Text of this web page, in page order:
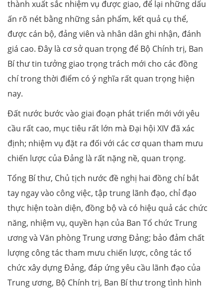
thành xuất sắc nhiệm vụ được giao, để lại những dấu
ấn rõ nét bằng những sản phẩm, kết quả cụ thể,
được cán bộ, đảng viên và nhân dân ghi nhận, đánh
giá cao. Đây là cơ sở quan trọng để Bộ Chính trị, Ban
Bí thư tin tưởng giao trọng trách mới cho các đồng
chí trong thời điểm có ý nghĩa rất quan trọng hiện
nay.
Đất nước bước vào giai đoạn phát triển mới với yêu
cầu rất cao, mục tiêu rất lớn mà Đại hội XIV đã xác
định; nhiệm vụ đặt ra đối với các cơ quan tham mưu
chiến lược của Đảng là rất nặng nề, quan trọng.
Tổng Bí thư, Chủ tịch nước đề nghị hai đồng chí bắt
tay ngay vào công việc, tập trung lãnh đạo, chỉ đạo
thực hiện toàn diện, đồng bộ và có hiệu quả các chức
năng, nhiệm vụ, quyền hạn của Ban Tổ chức Trung
ương và Văn phòng Trung ương Đảng; bảo đảm chất
lượng công tác tham mưu chiến lược, công tác tổ
chức xây dựng Đảng, đáp ứng yêu cầu lãnh đạo của
Trung ương, Bộ Chính trị, Ban Bí thư trong tình hình